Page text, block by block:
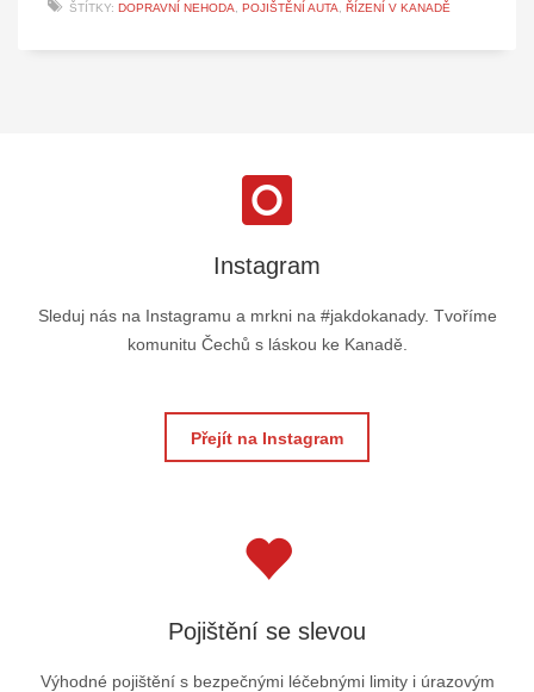
ŠTÍTKY: DOPRAVNÍ NEHODA, POJIŠTĚNÍ AUTA, ŘÍZENÍ V KANADĚ
Instagram
Sleduj nás na Instagramu a mrkni na #jakdokanady. Tvoříme
komunitu Čechů s láskou ke Kanadě.
Přejít na Instagram
Pojištění se slevou
Výhodné pojištění s bezpečnými léčebnými limity i úrazovým